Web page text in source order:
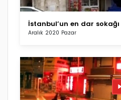
İstanbul’un en dar
Aralık 2020 Pazar